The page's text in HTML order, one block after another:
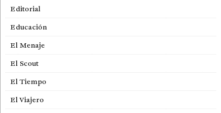
Editorial
Educación
El Menaje
El Scout
El Tiempo
El Viajero